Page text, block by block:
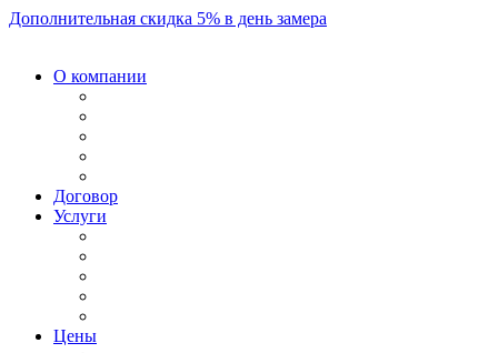
Дополнительная скидка 5% в день замера
О компании
Договор
Услуги
Цены